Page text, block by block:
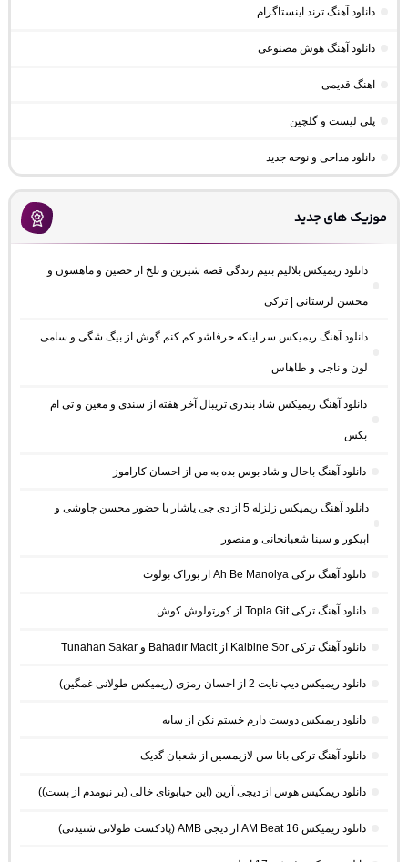
دانلود آهنگ ترند اینستاگرام
دانلود آهنگ هوش مصنوعی
اهنگ قدیمی
پلی لیست و گلچین
دانلود مداحی و نوحه جدید
موزیک های جدید
دانلود ریمیکس بلالیم بنیم زندگی قصه شیرین و تلخ از حصین و ماهسون و
محسن لرستانی | ترکی
دانلود آهنگ ریمیکس سر اینکه حرفاشو کم کنم گوش از بیگ شگی و سامی
لون و ناجی و طاهاس
دانلود آهنگ ریمیکس شاد بندری تریبال آخر هفته از سندی و معین و تی ام
بکس
دانلود آهنگ باحال و شاد بوس بده به من از احسان کاراموز
دانلود آهنگ ریمیکس زلزله 5 از دی جی یاشار با حضور محسن چاوشی و
اپیکور و سینا شعبانخانی و منصور
دانلود آهنگ ترکی Ah Be Manolya از بوراک بولوت
دانلود آهنگ ترکی Topla Git از کورتولوش کوش
دانلود آهنگ ترکی Kalbine Sor از Bahadır Macit و Tunahan Sakar
دانلود ریمیکس دیپ نایت 2 از احسان رمزی (ریمیکس طولانی غمگین)
دانلود ریمیکس دوست دارم خستم نکن از سایه
دانلود آهنگ ترکی بانا سن لازیمسین از شعبان گدیک
دانلود ریمکیس هوس از دیجی آرین (این خیابونای خالی (بر نیومدم از پست))
دانلود ریمیکس AM Beat 16 از دیجی AMB (پادکست طولانی شنیدنی)